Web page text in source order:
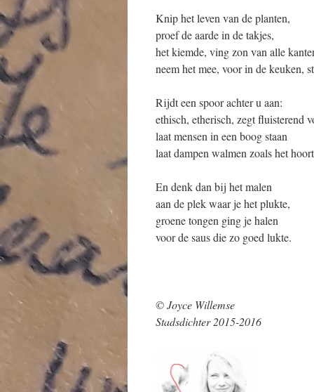
Knip het leven van de planten,
proef de aarde in de takjes,
het kiemde, ving zon van alle
neem het mee, voor in de keuken,
Rijdt een spoor achter u aan:
ethisch, etherisch, zegt fluisterend
laat mensen in een boog staan
laat dampen walmen zoals het
En denk dan bij het malen
aan de plek waar je het plukte,
groene tongen ging je halen
voor de saus die zo goed lukte.
© Joyce Willemse
Stadsdichter 2015-2016